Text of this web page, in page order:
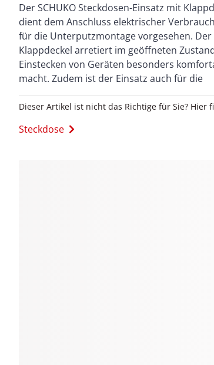
Der SCHUKO Steckdosen-Einsatz mit
dient dem Anschluss elektrischer
für die Unterputzmontage vorgesehen. Der
Klappdeckel arretiert im geöffneten
Einstecken von Geräten besonders
macht. Zudem ist der Einsatz auch für die
Deckenmontage geeignet, was ihn
Anwendungen in Werkstätten,
technischen Einrichtungen macht. Die robuste
Ausführung sorgt für Langlebigkeit und
Schutz im Alltag. Diese Ausführung ist in der
Dieser Artikel ist nicht das Richtige für Sie? Hier
Steckdose